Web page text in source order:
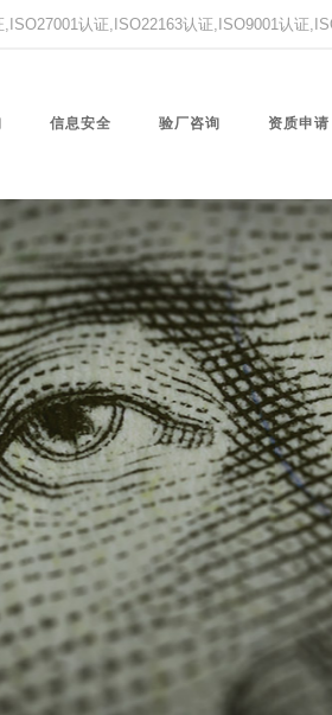
认证,ISO22163认证,ISO9001认证
信息安全 验厂咨询 资质申请